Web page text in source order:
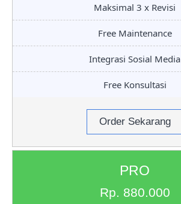
Maksimal 3 x Revisi
Free Maintenance
Integrasi Sosial Media
Free Konsultasi
Order Sekarang
PRO
Rp. 880.000